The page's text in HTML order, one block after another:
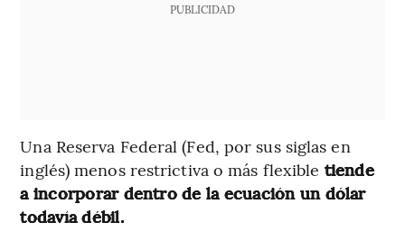
PUBLICIDAD
Una Reserva Federal (Fed, por sus siglas en
inglés) menos restrictiva o más flexible tiende
a incorporar dentro de la ecuación un dólar
todavía débil.